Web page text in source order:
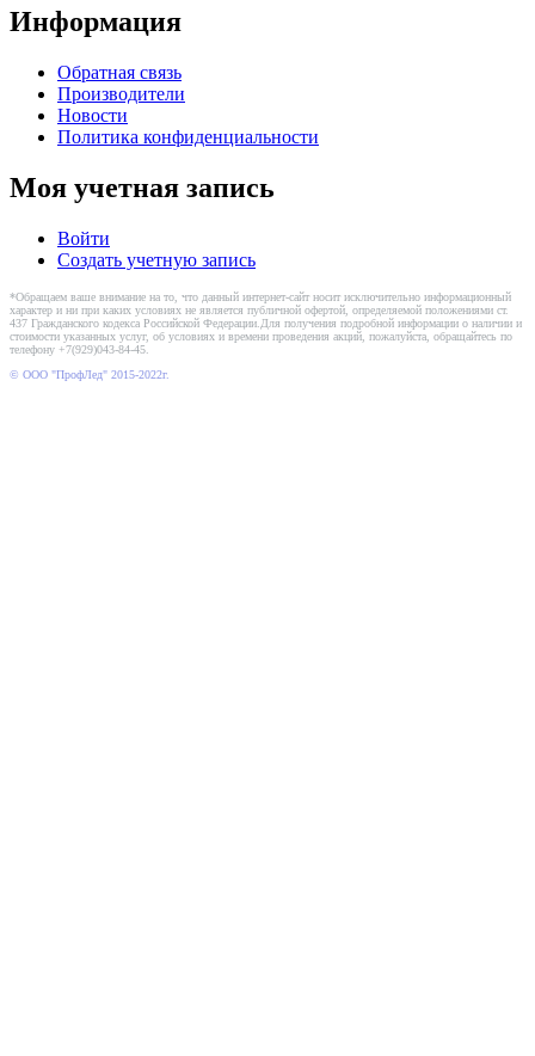
Информация
Обратная связь
Производители
Новости
Политика конфиденциальности
Моя учетная запись
Войти
Создать учетную запись
*Обращаем ваше внимание на то, что данный интернет-сайт носит исключительно информационный
характер и ни при каких условиях не является публичной офертой, определяемой положениями ст.
437 Гражданского кодекса Российской Федерации.Для получения подробной информации о наличии и
стоимости указанных услуг, об условиях и времени проведения акций, пожалуйста, обращайтесь по
телефону +7(929)043-84-45.
© ООО "ПрофЛед" 2015-2022г.